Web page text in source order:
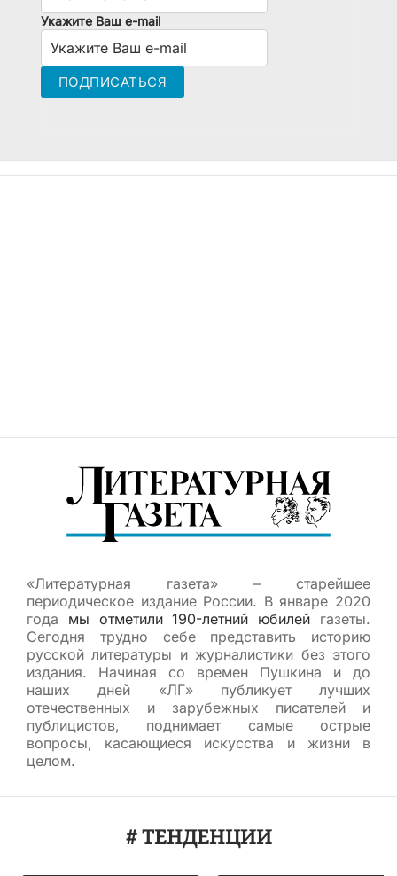
Укажите Ваш e-mail
«Литературная газета» – старейшее
периодическое издание России. В январе 2020
года мы отметили 190-летний юбилей газеты.
Сегодня трудно себе представить историю
русской литературы и журналистики без этого
издания. Начиная со времен Пушкина и до
наших дней «ЛГ» публикует лучших
отечественных и зарубежных писателей и
публицистов, поднимает самые острые
вопросы, касающиеся искусства и жизни в
целом.
# ТЕНДЕНЦИИ